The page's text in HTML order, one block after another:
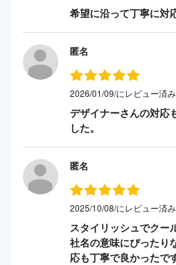
希望に沿って丁寧に対
匿名
2026/01/09/にレビュー済み
デザイナーさんの対応
した。
匿名
2025/10/08/にレビュー済み
スタイリッシュでクー
社名の意味にぴったり
応も丁寧で良かったで